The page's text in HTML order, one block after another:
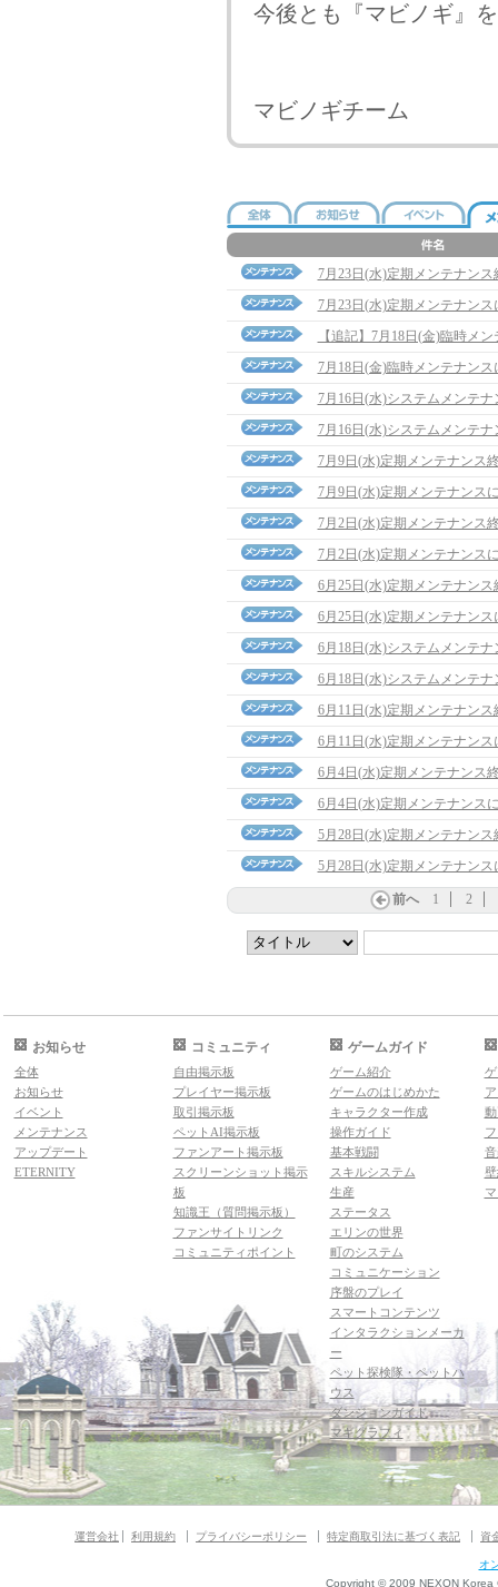
今後とも『マビノギ』
マビノギチーム
7月23日(水)定期メンテナン
7月23日(水)定期メンテナンス
【追記】7月18日(金)臨時メ
7月18日(金)臨時メンテナンス
7月16日(水)システムメンテ
7月16日(水)システムメンテナ
7月9日(水)定期メンテナンス
7月9日(水)定期メンテナンス
7月2日(水)定期メンテナンス
7月2日(水)定期メンテナンス
6月25日(水)定期メンテナン
6月25日(水)定期メンテナンス
6月18日(水)システムメンテ
6月18日(水)システムメンテナ
6月11日(水)定期メンテナン
6月11日(水)定期メンテナンス
6月4日(水)定期メンテナンス
6月4日(水)定期メンテナンス
5月28日(水)定期メンテナン
5月28日(水)定期メンテナンス
前へ 1 2
お知らせ
全体
お知らせ
イベント
メンテナンス
アップデート
ETERNITY
コミュニティ
自由掲示板
プレイヤー掲示板
取引掲示板
ペットAI掲示板
ファンアート掲示板
スクリーンショット掲示
板
知識王（質問掲示板）
ファンサイトリンク
コミュニティポイント
ゲームガイド
ゲーム紹介
ゲームのはじめかた
キャラクター作成
操作ガイド
基本戦闘
スキルシステム
生産
ステータス
エリンの世界
町のシステム
コミュニケーション
序盤のプレイ
スマートコンテンツ
インタラクションメーカ
ー
ペット探検隊・ペットハ
ウス
ダンジョンガイド
マギグラフィ
運営会社 利用規約 プライバシーポリシー 特定商取引法に基づく表記 資
オ
Copyright © 2009 NEXON Korea